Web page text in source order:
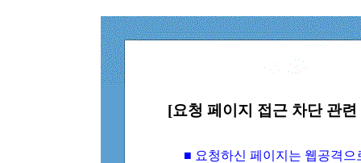
[요청 페이지 접근 차단 관
■ 요청하신 페이지는 웹공격